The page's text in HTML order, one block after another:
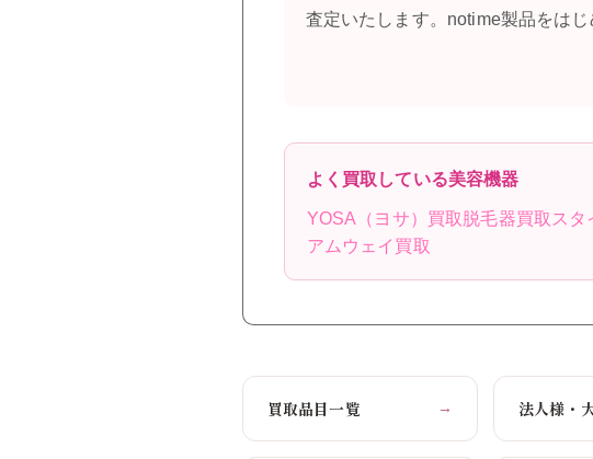
査定いたします。notime製品をは
よく買取している美容機器
YOSA（ヨサ）買取 脱毛器買取 スタ
アムウェイ買取
買取品目一覧 → 法人様・